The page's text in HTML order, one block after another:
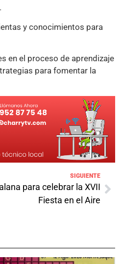
y conocimientos para
en el proceso de aprendizaje
para fomentar la
SIGUIENTE
para celebrar la XVII
Fiesta en el Aire